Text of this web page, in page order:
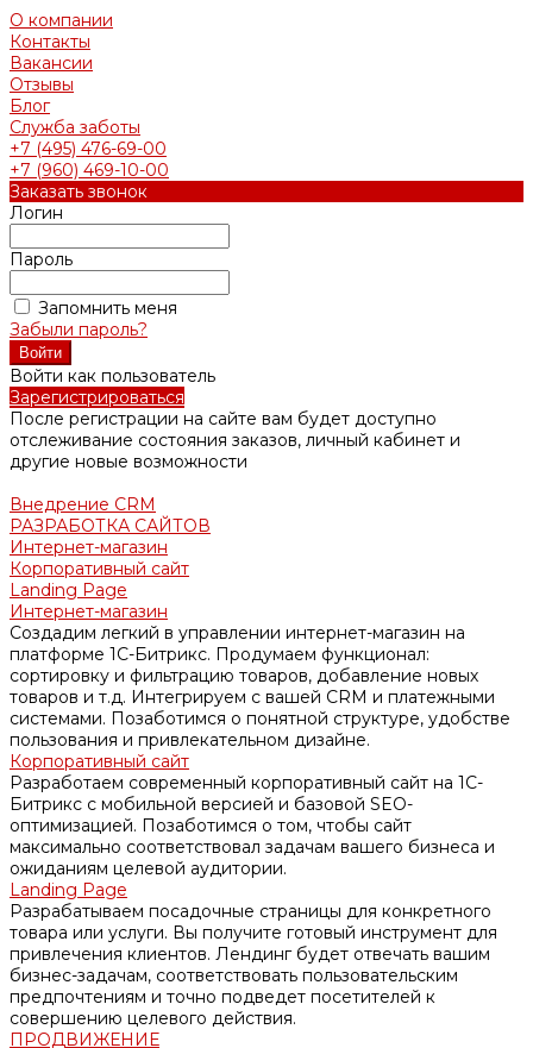
О компании
Контакты
Вакансии
Отзывы
Блог
Служба заботы
+7 (495) 476-69-00
+7 (960) 469-10-00
Заказать звонок
Логин
Пароль
Запомнить меня
Забыли пароль?
Войти как пользователь
Зарегистрироваться
После регистрации на сайте вам будет доступно
отслеживание состояния заказов, личный кабинет и
другие новые возможности
Внедрение CRM
РАЗРАБОТКА САЙТОВ
Интернет-магазин
Корпоративный сайт
Landing Page
Интернет-магазин
Создадим легкий в управлении интернет-магазин на
платформе 1С-Битрикс. Продумаем функционал:
сортировку и фильтрацию товаров, добавление новых
товаров и т.д. Интегрируем с вашей CRM и платежными
системами. Позаботимся о понятной структуре, удобстве
пользования и привлекательном дизайне.
Корпоративный сайт
Разработаем современный корпоративный сайт на 1С-
Битрикс с мобильной версией и базовой SEO-
оптимизацией. Позаботимся о том, чтобы сайт
максимально соответствовал задачам вашего бизнеса и
ожиданиям целевой аудитории.
Landing Page
Разрабатываем посадочные страницы для конкретного
товара или услуги. Вы получите готовый инструмент для
привлечения клиентов. Лендинг будет отвечать вашим
бизнес-задачам, соответствовать пользовательским
предпочтениям и точно подведет посетителей к
совершению целевого действия.
ПРОДВИЖЕНИЕ